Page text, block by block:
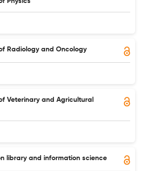
Radiology and Oncology
Veterinary and Agricultural
library and information science